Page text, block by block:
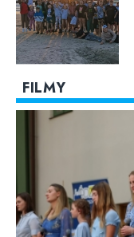
FILMY